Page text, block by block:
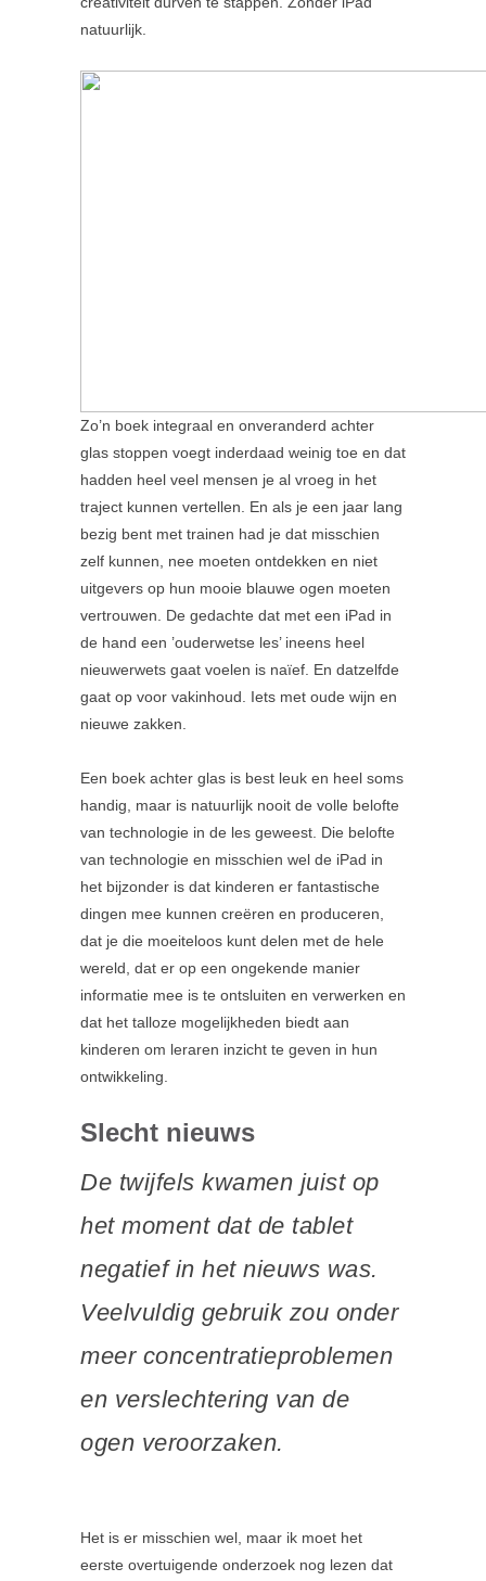
natuurlijk.
Zo’n boek integraal en onveranderd achter
glas stoppen voegt inderdaad weinig toe en dat
hadden heel veel mensen je al vroeg in het
traject kunnen vertellen. En als je een jaar lang
bezig bent met trainen had je dat misschien
zelf kunnen, nee moeten ontdekken en niet
uitgevers op hun mooie blauwe ogen moeten
vertrouwen. De gedachte dat met een iPad in
de hand een ’ouderwetse les’ ineens heel
nieuwerwets gaat voelen is naïef. En datzelfde
gaat op voor vakinhoud. Iets met oude wijn en
nieuwe zakken.
Een boek achter glas is best leuk en heel soms
handig, maar is natuurlijk nooit de volle belofte
van technologie in de les geweest. Die belofte
van technologie en misschien wel de iPad in
het bijzonder is dat kinderen er fantastische
dingen mee kunnen creëren en produceren,
dat je die moeiteloos kunt delen met de hele
wereld, dat er op een ongekende manier
informatie mee is te ontsluiten en verwerken en
dat het talloze mogelijkheden biedt aan
kinderen om leraren inzicht te geven in hun
ontwikkeling.
Slecht nieuws
De twijfels kwamen juist op
het moment dat de tablet
negatief in het nieuws was.
Veelvuldig gebruik zou onder
meer concentratieproblemen
en verslechtering van de
ogen veroorzaken.
Het is er misschien wel, maar ik moet het
eerste overtuigende onderzoek nog lezen dat